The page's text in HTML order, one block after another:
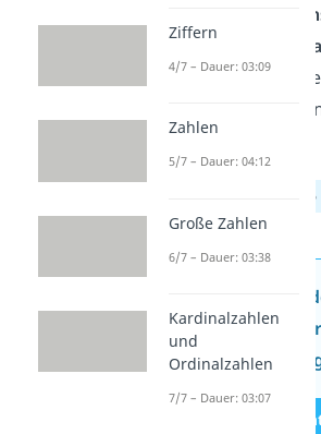
gemeinsames
kannst.Wenn du
dann schau doch
Videozum Thema!
Klasse 6
Jetzt neu: Teste
Wissen mit
kostenlosen
Aufgaben
Ziffern
4/7 – Dauer: 03:09
Zahlen
5/7 – Dauer: 04:12
Große Zahlen
6/7 – Dauer: 03:38
Kardinalzahlen
und
Ordinalzahlen
7/7 – Dauer: 03:07